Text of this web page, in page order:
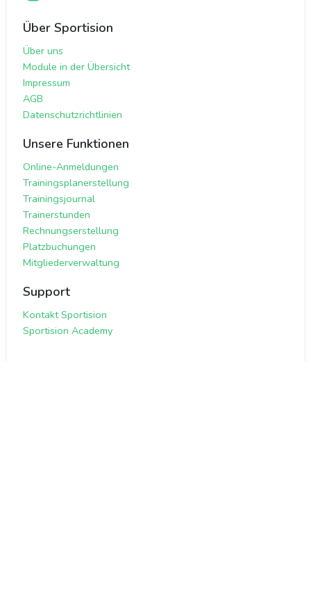
Über Sportision
Über uns
Module in der Übersicht
Impressum
AGB
Datenschutzrichtlinien
Unsere Funktionen
Online-Anmeldungen
Trainingsplanerstellung
Trainingsjournal
Trainerstunden
Rechnungserstellung
Platzbuchungen
Mitgliederverwaltung
Support
Kontakt Sportision
Sportision Academy